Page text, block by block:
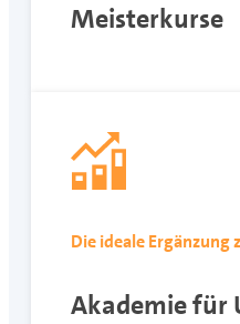
Meisterkurse
Die ideale Ergänzung
Akademie für